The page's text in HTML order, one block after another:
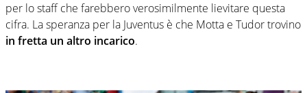
per lo staff che farebbero verosimilmente lievitare questa
cifra. La speranza per la Juventus è che Motta e Tudor trovino
in fretta un altro incarico.